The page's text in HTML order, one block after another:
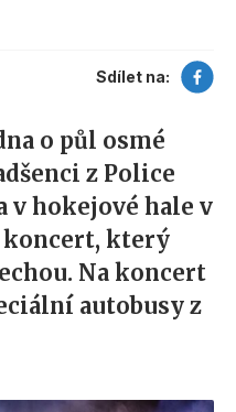
Sdílet na:
o půl osmé
z Police
v hokejové hale v
koncert, který
Na koncert
autobusy z